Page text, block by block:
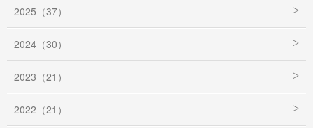
2025（37）
2024（30）
2023（21）
2022（21）